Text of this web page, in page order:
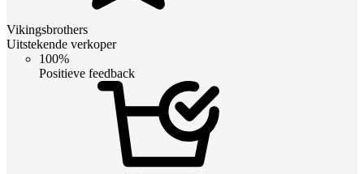
Vikingsbrothers
Uitstekende verkoper
100%
Positieve feedback